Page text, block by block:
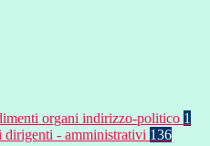
organi indirizzo-politico 1
dirigenti - amministrativi 136